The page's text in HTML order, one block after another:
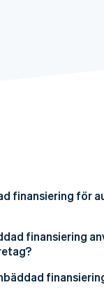
finansiering för
finansiering
som backas